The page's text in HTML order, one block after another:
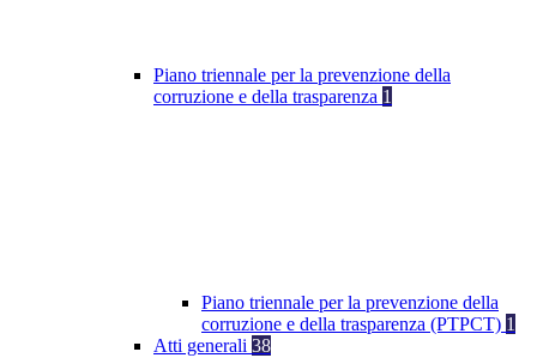
Piano triennale per la prevenzione della
corruzione e della trasparenza 1
Piano triennale per la prevenzione della
corruzione e della trasparenza (PTPCT) 1
Atti generali 38